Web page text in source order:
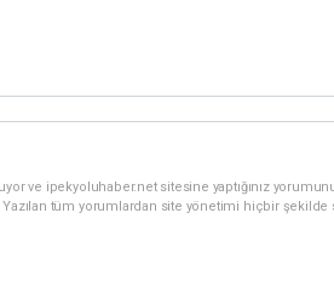
ve ipekyoluhaber.net sitesine yaptığınız
tüm yorumlardan site yönetimi hiçbir